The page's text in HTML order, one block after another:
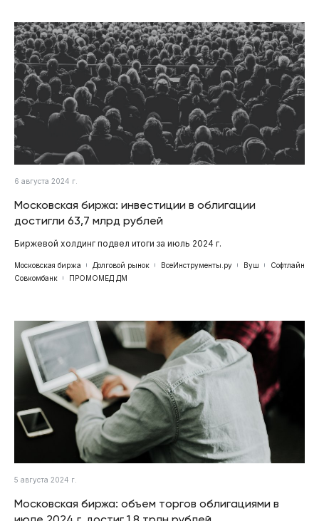
6 августа 2024 г.
Московская биржа: инвестиции в облигации
достигли 63,7 млрд рублей
Биржевой холдинг подвел итоги за июль 2024 г.
Московская биржа Долговой рынок ВсеИнструменты.ру Вуш
Софтлайн
Совкомбанк
ПРОМОМЕД ДМ
5 августа 2024 г.
Московская биржа: объем торгов облигациями в